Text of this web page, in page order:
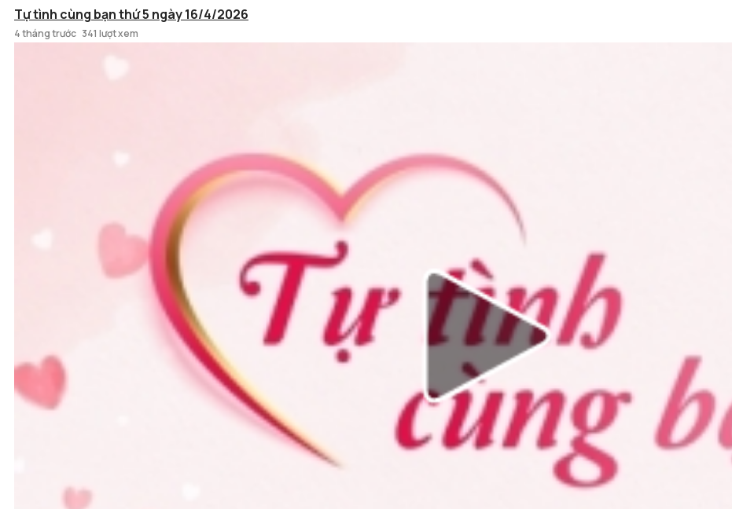
Tự tình cùng bạn thứ 5 ngày 16/4/2026
4 tháng trước 341 lượt xem